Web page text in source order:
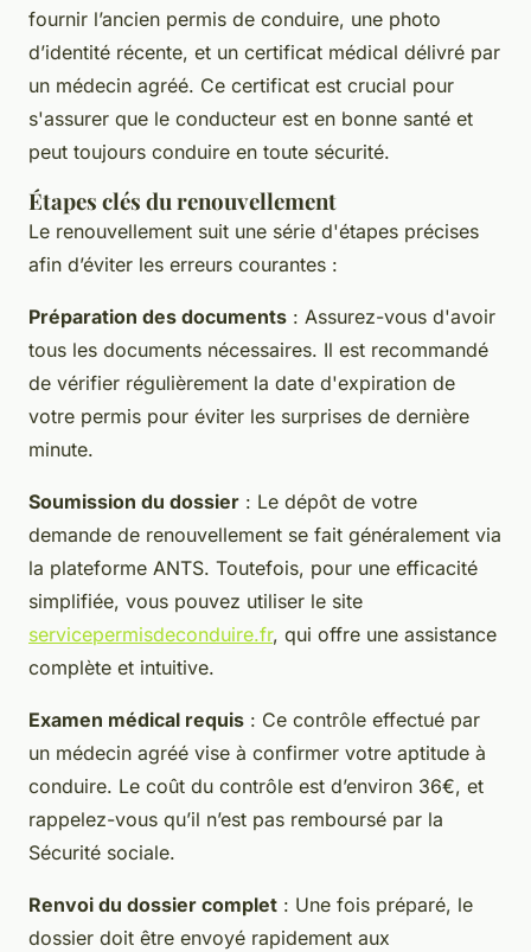
fournir l’ancien permis de conduire, une photo
d’identité récente, et un certificat médical délivré par
un médecin agréé. Ce certificat est crucial pour
s'assurer que le conducteur est en bonne santé et
peut toujours conduire en toute sécurité.
Étapes clés du renouvellement
Le renouvellement suit une série d'étapes précises
afin d’éviter les erreurs courantes :
Préparation des documents : Assurez-vous d'avoir
tous les documents nécessaires. Il est recommandé
de vérifier régulièrement la date d'expiration de
votre permis pour éviter les surprises de dernière
minute.
Soumission du dossier : Le dépôt de votre
demande de renouvellement se fait généralement via
la plateforme ANTS. Toutefois, pour une efficacité
simplifiée, vous pouvez utiliser le site
servicepermisdeconduire.fr, qui offre une assistance
complète et intuitive.
Examen médical requis : Ce contrôle effectué par
un médecin agréé vise à confirmer votre aptitude à
conduire. Le coût du contrôle est d’environ 36€, et
rappelez-vous qu’il n’est pas remboursé par la
Sécurité sociale.
Renvoi du dossier complet : Une fois préparé, le
dossier doit être envoyé rapidement aux